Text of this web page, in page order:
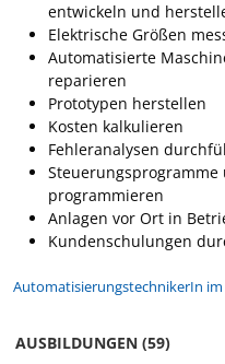
entwickeln und
Elektrische Größen
Automatisierte
reparieren
Prototypen herstellen
Kosten kalkulieren
Fehleranalysen
Steuerungsprogramme
programmieren
Anlagen vor Ort in
Kundenschulungen
AutomatisierungstechnikerIn im
AUSBILDUNGEN (59)